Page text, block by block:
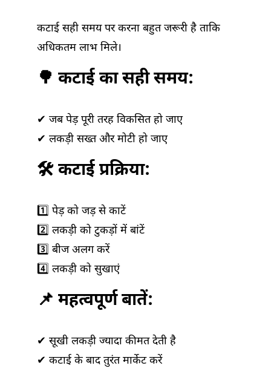
कटाई सही समय पर करना बहुत जरूरी है ताकि
अधिकतम लाभ मिले।
🌳 कटाई का सही समय:
✔ जब पेड़ पूरी तरह विकसित हो जाए
✔ लकड़ी सख्त और मोटी हो जाए
🛠️ कटाई प्रक्रिया:
1️⃣ पेड़ को जड़ से काटें
2️⃣ लकड़ी को टुकड़ों में बांटें
3️⃣ बीज अलग करें
4️⃣ लकड़ी को सुखाएं
📌 महत्वपूर्ण बातें:
✔ सूखी लकड़ी ज्यादा कीमत देती है
✔ कटाई के बाद तुरंत मार्केट करें